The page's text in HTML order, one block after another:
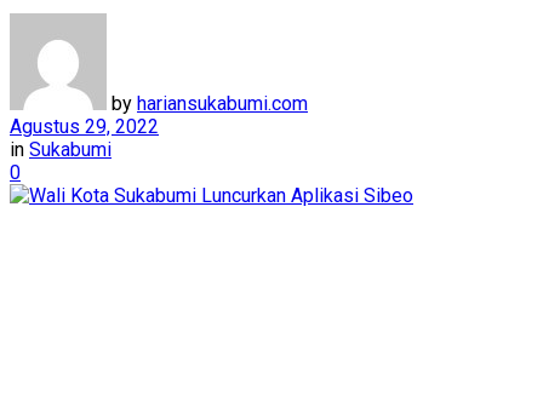
by hariansukabumi.com
Agustus 29, 2022
in Sukabumi
0